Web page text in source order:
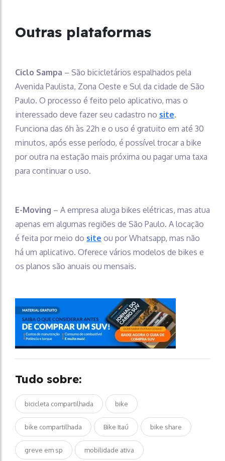
Outras plataformas
Ciclo Sampa – São bicicletários espalhados pela
Avenida Paulista, Zona Oeste e Sul da cidade de São
Paulo. O processo é feito pelo aplicativo, mas o
interessado deve fazer seu cadastro no site.
Funciona das 6h às 22h e o uso é gratuito em até 30
minutos, após esse período, é possível trocar a bike
por outra na estação mais próxima ou pagar uma taxa
para continuar o uso.
E-Moving – A empresa aluga bikes elétricas, mas atua
apenas em algumas regiões de São Paulo. A locação
é feita por meio do site ou por Whatsapp, mas não
há um aplicativo. Oferece vários modelos de bikes e
os planos são anuais ou mensais.
Tudo sobre:
bicicleta compartilhada bike
bike compartilhada Bike Itaú bike share
greve em sp mobilidade ativa